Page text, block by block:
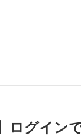
ログイン